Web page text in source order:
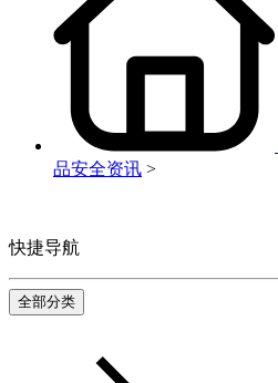
品安全资讯 >
快捷导航
全部分类